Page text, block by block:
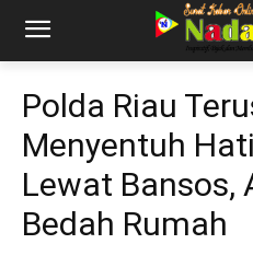
Polda Riau
Menyentuh
Lewat Bansos,
Bedah Rumah